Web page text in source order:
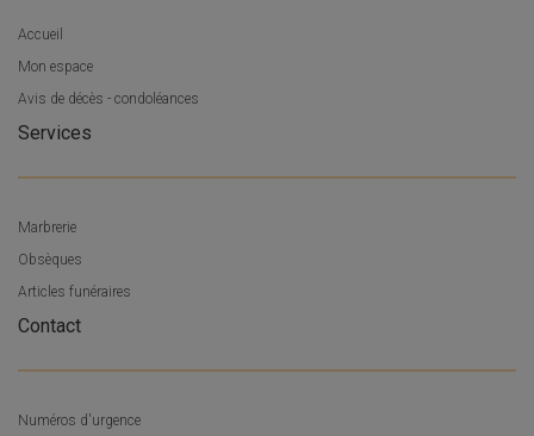
Accueil
Mon espace
Avis de décès - condoléances
Services
Marbrerie
Obsèques
Articles funéraires
Contact
Numéros d'urgence